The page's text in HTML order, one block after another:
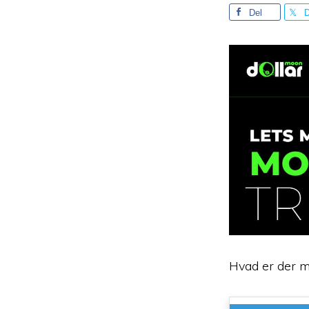
Del
Hvad er der